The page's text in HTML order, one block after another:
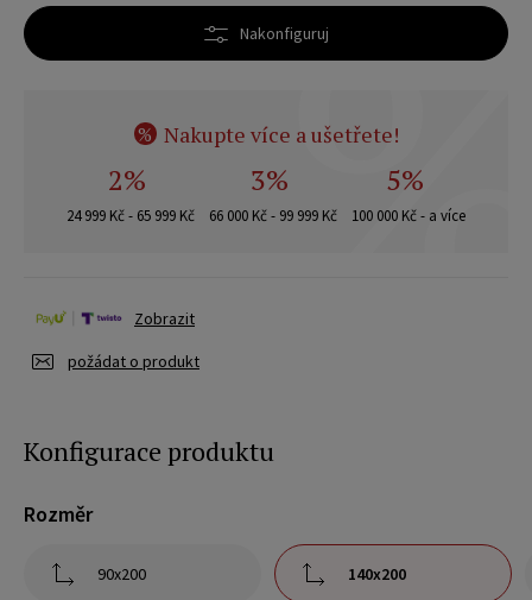
Nakonfiguruj
% Nakupte více a ušetřete!
2%
24 999 Kč - 65 999 Kč
3%
66 000 Kč - 99 999 Kč
5%
100 000 Kč - a více
požádat o produkt
Zobrazit
Konfigurace produktu
Rozměr
90x200 140x200